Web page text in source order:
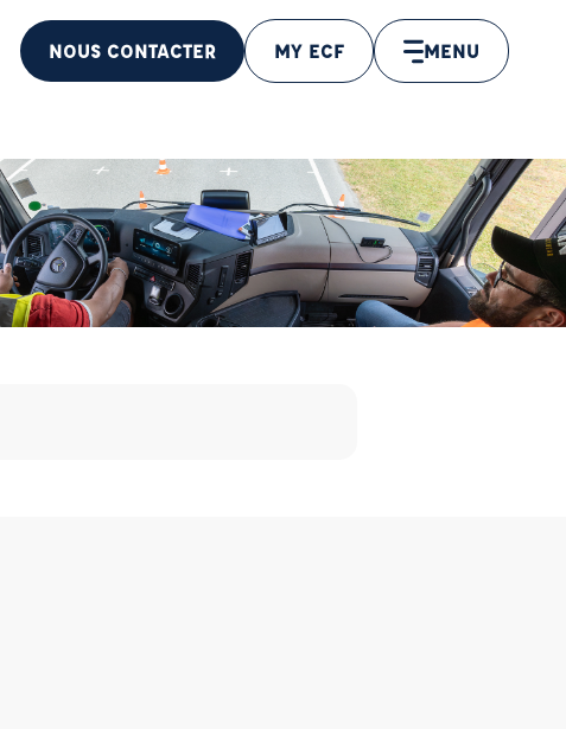
NOUS CONTACTER MY ECF MENU